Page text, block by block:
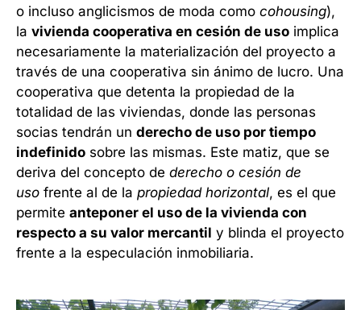
o incluso anglicismos de moda como cohousing),
la vivienda cooperativa en cesión de uso implica
necesariamente la materialización del proyecto a
través de una cooperativa sin ánimo de lucro. Una
cooperativa que detenta la propiedad de la
totalidad de las viviendas, donde las personas
socias tendrán un derecho de uso por tiempo
indefinido sobre las mismas. Este matiz, que se
deriva del concepto de derecho o cesión de
uso frente al de la propiedad horizontal, es el que
permite anteponer el uso de la vivienda con
respecto a su valor mercantil y blinda el proyecto
frente a la especulación inmobiliaria.